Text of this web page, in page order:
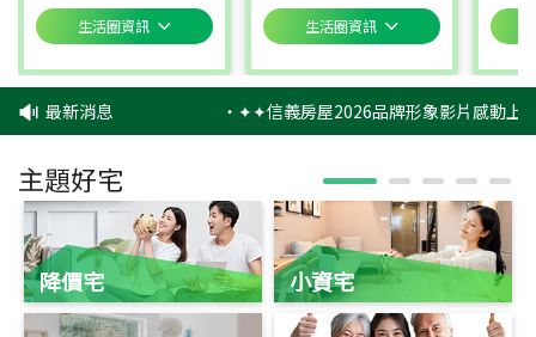
生活圈資訊 生活圈資訊
最新消息 ‧✦✦信義房屋2026品牌形象影片感動上
主題好宅
降價宅 小資宅